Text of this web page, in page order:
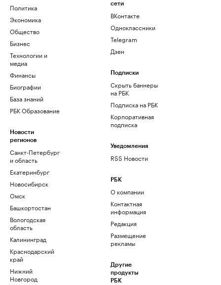
Политика
Экономика
Общество
Бизнес
Технологии и
медиа
Финансы
Биографии
База знаний
РБК Образование
Новости
регионов
Санкт-Петербург
и область
Екатеринбург
Новосибирск
Омск
Башкортостан
Вологодская
область
Калининград
Краснодарский
край
Нижний
Новгород
сети
ВКонтакте
Одноклассники
Telegram
Дзен
Подписки
Скрыть баннеры
на РБК
Подписка на РБК
Корпоративная
подписка
Уведомления
RSS Новости
РБК
О компании
Контактная
информация
Редакция
Размещение
рекламы
Другие
продукты
РБК